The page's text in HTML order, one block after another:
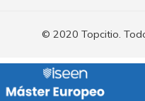
© 2020 Topcitio.